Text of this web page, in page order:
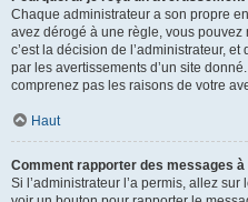
Chaque administrateur a son propre
avez dérogé à une règle, vous
c’est la décision de l’administrateur,
par les avertissements d’un site
comprenez pas les raisons de votre
Haut
Comment rapporter des messages
Si l’administrateur l’a permis, allez